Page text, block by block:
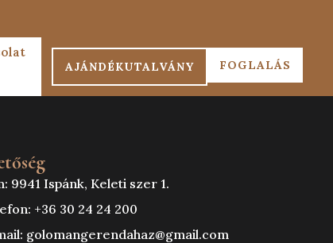
AJÁNDÉKUTALVÁNY FOGLALÁS
9941 Ispánk, Keleti szer 1.
+36 30 24 24 200
golomangerendahaz@gmail.com